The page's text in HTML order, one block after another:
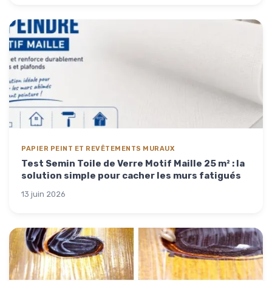
PAPIER PEINT ET REVÊTEMENTS MURAUX
Test Semin Toile de Verre Motif Maille 25 m² : la
solution simple pour cacher les murs fatigués
13 juin 2026